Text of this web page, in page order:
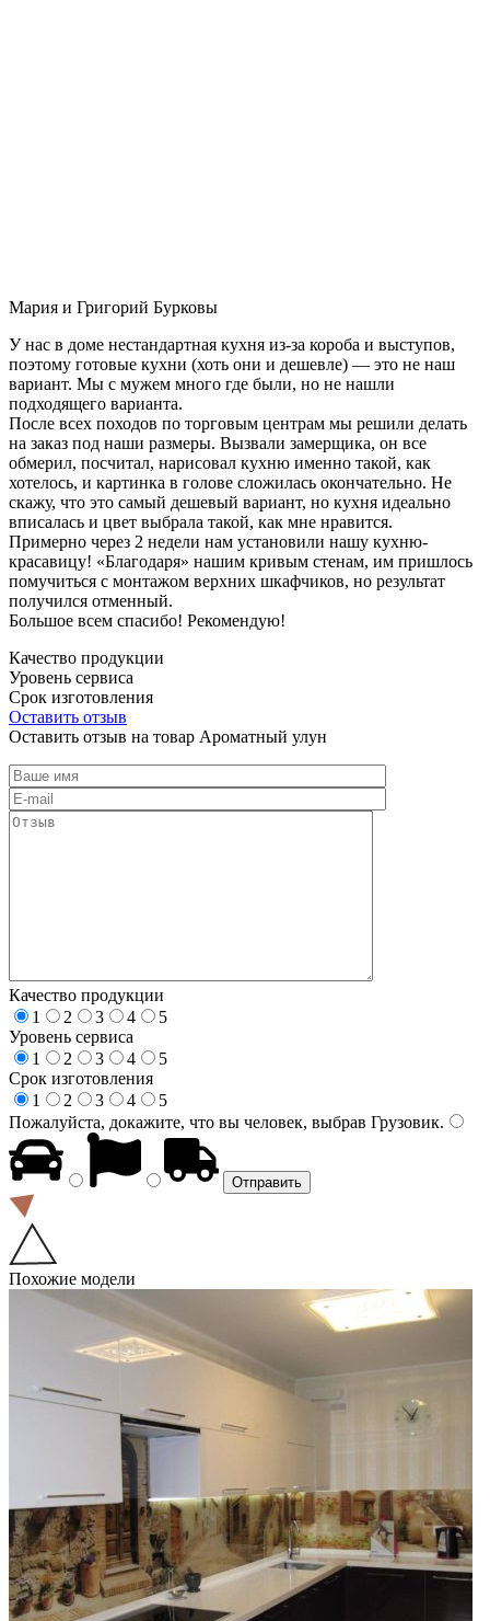
Мария и Григорий Бурковы
У нас в доме нестандартная кухня из-за короба и выступов,
поэтому готовые кухни (хоть они и дешевле) — это не наш
вариант. Мы с мужем много где были, но не нашли
подходящего варианта.
После всех походов по торговым центрам мы решили делать
на заказ под наши размеры. Вызвали замерщика, он все
обмерил, посчитал, нарисовал кухню именно такой, как
хотелось, и картинка в голове сложилась окончательно. Не
скажу, что это самый дешевый вариант, но кухня идеально
вписалась и цвет выбрала такой, как мне нравится.
Примерно через 2 недели нам установили нашу кухню-
красавицу! «Благодаря» нашим кривым стенам, им пришлось
помучиться с монтажом верхних шкафчиков, но результат
получился отменный.
Большое всем спасибо! Рекомендую!
Качество продукции
Уровень сервиса
Срок изготовления
Оставить отзыв
Оставить отзыв на товар Ароматный улун
Качество продукции
1
2 3 4
5
Уровень сервиса
1
2 3 4
5
Срок изготовления
1
2 3 4
5
Пожалуйста, докажите, что вы человек, выбрав Грузовик.
Похожие модели